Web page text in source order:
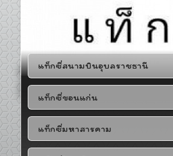
แท็กซี่สนามบินอุบลราชธานี
แท็กซี่ขอนแก่น
แท็กซี่มหาสารคาม